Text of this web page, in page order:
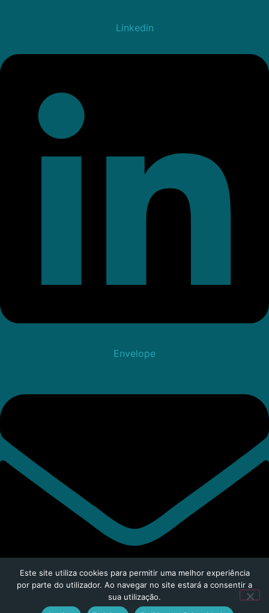
Linkedin
Envelope
Este site utiliza cookies para permitir uma melhor experiência
por parte do utilizador. Ao navegar no site estará a consentir a
sua utilização.